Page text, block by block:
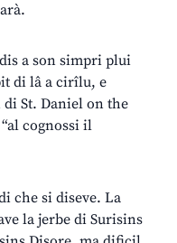
a son simpri plui
di lâ a cirîlu, e
St. Daniel on the
cognossi il
che si diseve. La
la jerbe di Surisins